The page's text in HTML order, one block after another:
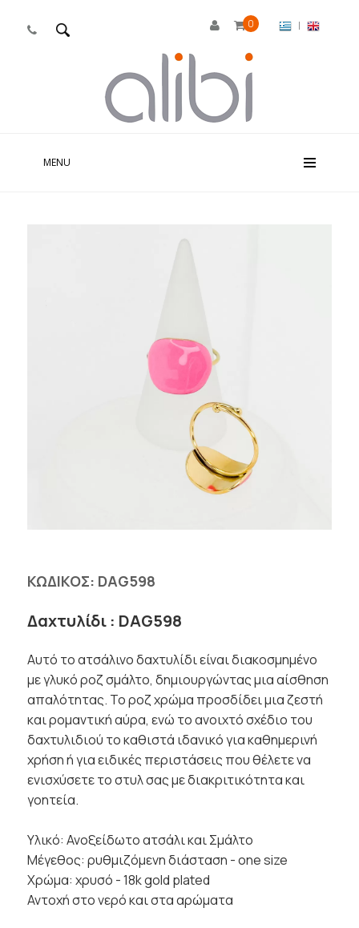
 0 |
MENU
ΚΩΔΙΚΟΣ: DAG598
Δαχτυλίδι : DAG598
Αυτό το ατσάλινο δαχτυλίδι είναι διακοσμημένο
με γλυκό ροζ σμάλτο, δημιουργώντας μια αίσθηση
απαλότητας. Το ροζ χρώμα προσδίδει μια ζεστή
και ρομαντική αύρα, ενώ το ανοιχτό σχέδιο του
δαχτυλιδιού το καθιστά ιδανικό για καθημερινή
χρήση ή για ειδικές περιστάσεις που θέλετε να
ενισχύσετε το στυλ σας με διακριτικότητα και
γοητεία.
Υλικό: Ανοξείδωτο ατσάλι και Σμάλτο
Μέγεθος: ρυθμιζόμενη διάσταση - one size
Χρώμα: χρυσό - 18k gold plated
Αντοχή στο νερό και στα αρώματα